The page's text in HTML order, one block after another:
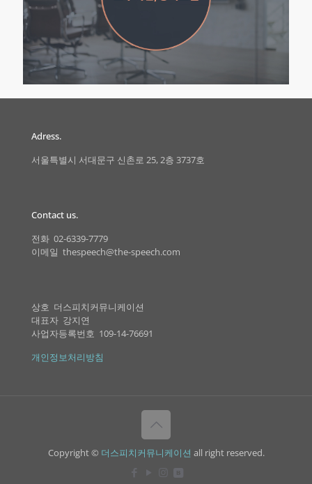
Adress.
서울특별시 서대문구 신촌로 25, 2층 3737호
Contact us.
전화 02-6339-7779
이메일 thespeech@the-speech.com
상호 더스피치커뮤니케이션
대표자 강지연
사업자등록번호 109-14-76691
개인정보처리방침
Copyright © 더스피치커뮤니케이션 all right reserved.